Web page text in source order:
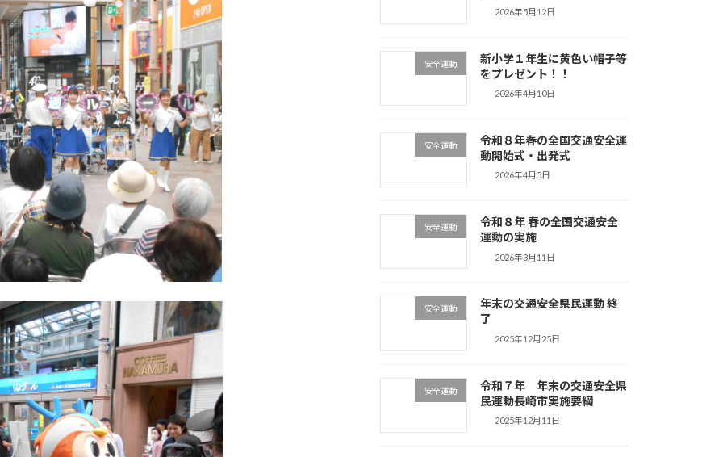
2026年5月12日
安全運動
新小学１年生に黄色い帽子等
をプレゼント！！
2026年4月10日
安全運動
令和８年春の全国交通安全運
動開始式・出発式
2026年4月5日
安全運動
令和８年 春の全国交通安全
運動の実施
2026年3月11日
安全運動
年末の交通安全県民運動 終
了
2025年12月25日
安全運動
令和７年 年末の交通安全県
民運動長崎市実施要綱
2025年12月11日